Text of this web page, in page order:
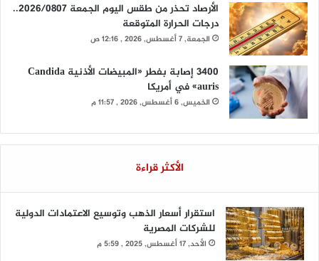
الأرصاد تحذر من طقس اليوم الجمعة 2026/0807..
درجات الحرارة المتوقعة
الجمعة, 7 أغسطس, 2026 , 12:16 ص
3400 إصابة بفطر «المبيضات الأذنية Candida
auris» في أمريكا
الخميس, 6 أغسطس, 2026 , 11:57 م
الأكثر قراءة
استقرار أسعار الذهب وتوسيع الاعتمادات الدولية
للشركات المصرية
الأحد, 17 أغسطس, 2025 , 5:59 م